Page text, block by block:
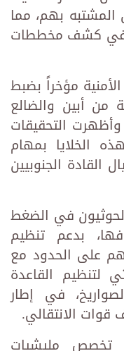
بهم، مما
في كشف مخططات
مؤخراً بضبط
من أبين والضالع
التحقيقات
الخلايا بمهام
الجنوبيين
في الضغط
بدعم تنظيم
على الحدود مع
لتنظيم القاعدة
في إطار
الانتقالي.
تخصص مليشيات